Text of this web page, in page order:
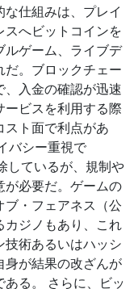
仕組みは、プレイ
スへビットコインを
ルゲーム、ライブデ
だ。ブロックチェー
、入金の確認が迅速
ービスを利用する際
スト面で利点があ
バシー重視で
しているが、規制や
が必要だ。ゲームの
ブ・フェアネス（公
カジノもあり、これ
技術あるいはハッシ
身が結果の改ざんが
る。 さらに、ビッ